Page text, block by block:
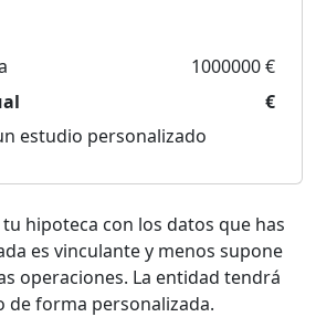
1000000 €
€
estudio personalizado
hipoteca con los datos que has
es vinculante y menos supone
operaciones. La entidad tendrá
de forma personalizada.